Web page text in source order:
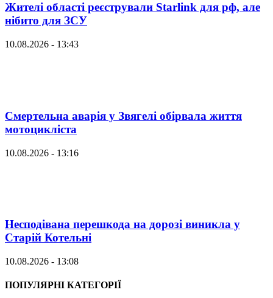
Жителі області реєстрували Starlink для рф, але
нібито для ЗСУ
10.08.2026 - 13:43
Смертельна аварія у Звягелі обірвала життя
мотоцикліста
10.08.2026 - 13:16
Несподівана перешкода на дорозі виникла у
Старій Котельні
10.08.2026 - 13:08
ПОПУЛЯРНІ КАТЕГОРІЇ